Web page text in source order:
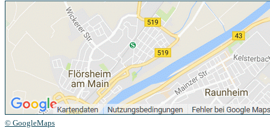
© GoogleMaps